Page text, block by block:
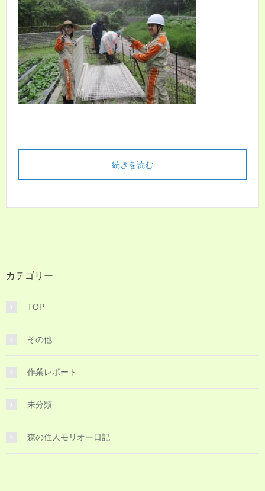
続きを読む
カテゴリー
TOP
その他
作業レポート
未分類
森の住人モリオー日記